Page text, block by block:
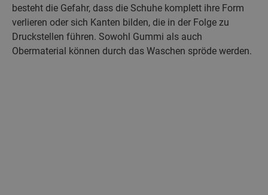
besteht die Gefahr, dass die Schuhe komplett ihre Form
verlieren oder sich Kanten bilden, die in der Folge zu
Druckstellen führen. Sowohl Gummi als auch
Obermaterial können durch das Waschen spröde werden.